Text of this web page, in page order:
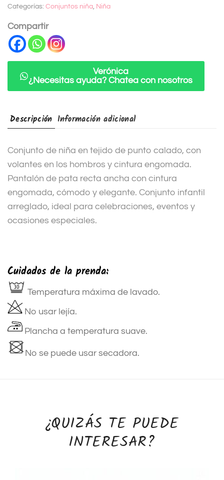
r
n
a
Categorías: Conjuntos niña, Niña
Compartir
Verónica
¿Necesitas ayuda? Chatea con nosotros
Descripción Información adicional
Conjunto de niña en tejido de punto calado, con
volantes en los hombros y cintura engomada.
Pantalón de pata recta ancha con cintura
engomada, cómodo y elegante. Conjunto infantil
arreglado, ideal para celebraciones, eventos y
ocasiones especiales.
Cuidados de la prenda:
Temperatura máxima de lavado.
No usar lejía.
Plancha a temperatura suave.
No se puede usar secadora.
¿QUIZÁS TE PUEDE
INTERESAR?